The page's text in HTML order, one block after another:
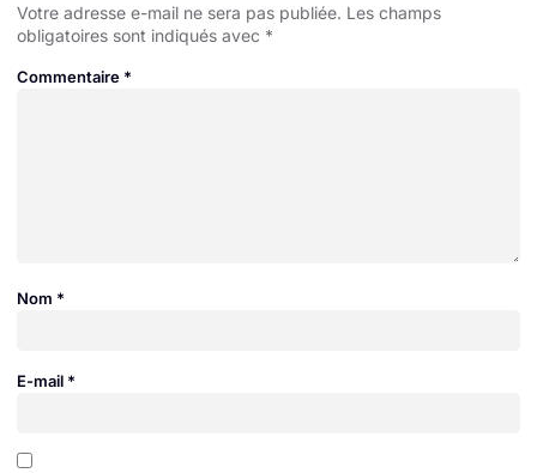
Votre adresse e-mail ne sera pas publiée. Les champs
obligatoires sont indiqués avec *
Commentaire *
Nom *
E-mail *